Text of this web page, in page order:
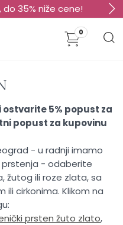
35% niže cene!
0
ostvarite 5% popust za
popust za kupovinu
- u radnji imamo
prstenja - odaberite
žutog ili roze zlata, sa
cirkonima. Klikom na
prsten žuto zlato,